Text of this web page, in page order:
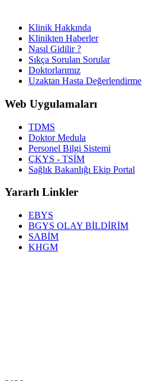
Klinik Hakkında
Klinikten Haberler
Nasıl Gidilir ?
Sıkça Sorulan Sorular
Doktorlarımız
Uzaktan Hasta Değerlendirme
Web Uygulamaları
TDMS
Doktor Medula
Personel Bilgi Sistemi
ÇKYS - TSİM
Sağlık Bakanlığı Ekip Portal
Yararlı Linkler
EBYS
BGYS OLAY BİLDİRİM
SABİM
KHGM